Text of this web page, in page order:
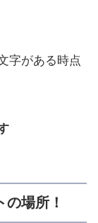
字がある時点
場所！